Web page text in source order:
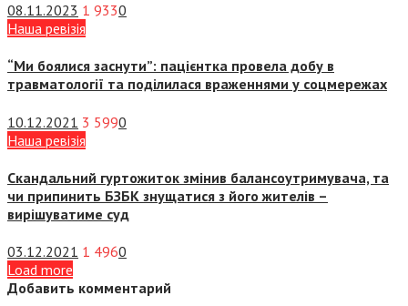
08.11.2023 1 9330
Наша ревізія
“Ми боялися заснути”: пацієнтка провела добу в
травматології та поділилася враженнями у соцмережах
10.12.2021 3 5990
Наша ревізія
Скандальний гуртожиток змінив балансоутримувача, та
чи припинить БЗБК знущатися з його жителів –
вирішуватиме суд
03.12.2021 1 4960
Load more
Добавить комментарий